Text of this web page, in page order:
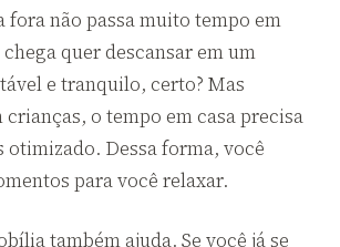
fora não passa muito tempo em
quer descansar em um
e tranquilo, certo? Mas
crianças, o tempo em casa precisa
otimizado. Dessa forma, você
para você relaxar.
também ajuda. Se você já se